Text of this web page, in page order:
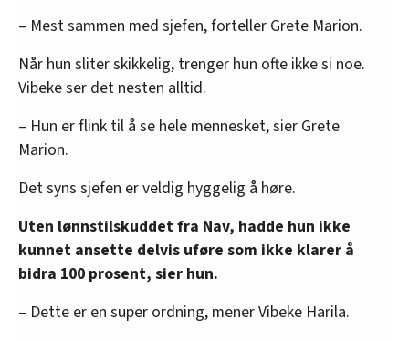
– Mest sammen med sjefen, forteller Grete Marion.
Når hun sliter skikkelig, trenger hun ofte ikke si noe.
Vibeke ser det nesten alltid.
– Hun er flink til å se hele mennesket, sier Grete
Marion.
Det syns sjefen er veldig hyggelig å høre.
Uten lønnstilskuddet fra Nav, hadde hun ikke
kunnet ansette delvis uføre som ikke klarer å
bidra 100 prosent, sier hun.
– Dette er en super ordning, mener Vibeke Harila.